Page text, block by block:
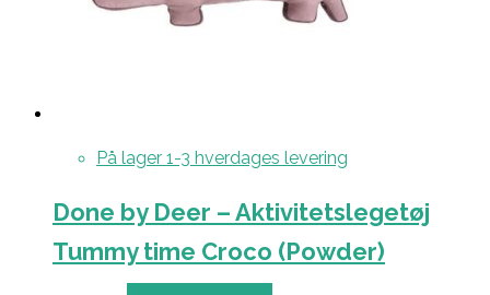
På lager 1-3 hverdages levering
Done by Deer – Aktivitetslegetøj
Tummy time Croco (Powder)